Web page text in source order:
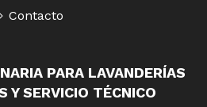
PARA LAVANDERÍAS
Y SERVICIO TÉCNICO
Contacto